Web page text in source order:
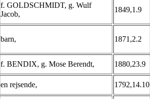
f. GOLDSCHMIDT, g. Wulf
Jacob,
1849,1.9
barn,
1871,2.2
f. BENDIX, g. Mose Berendt, 1880,23.9
en rejsende, 1792,14.10